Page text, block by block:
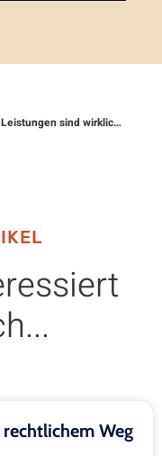
Welche Leistungen sind wirklich wichtig?
Weg